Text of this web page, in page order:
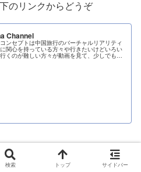
のリンクからどうぞ
Channel
ンセプトは中国旅行のバーチャルリアリティ
関心を持っている方々や行きたいけどいろい
くのが難しい方々が動画を見て、少しでも中
ような疑似体験を感じて楽しんでもら...
検索 トップ サイドバー